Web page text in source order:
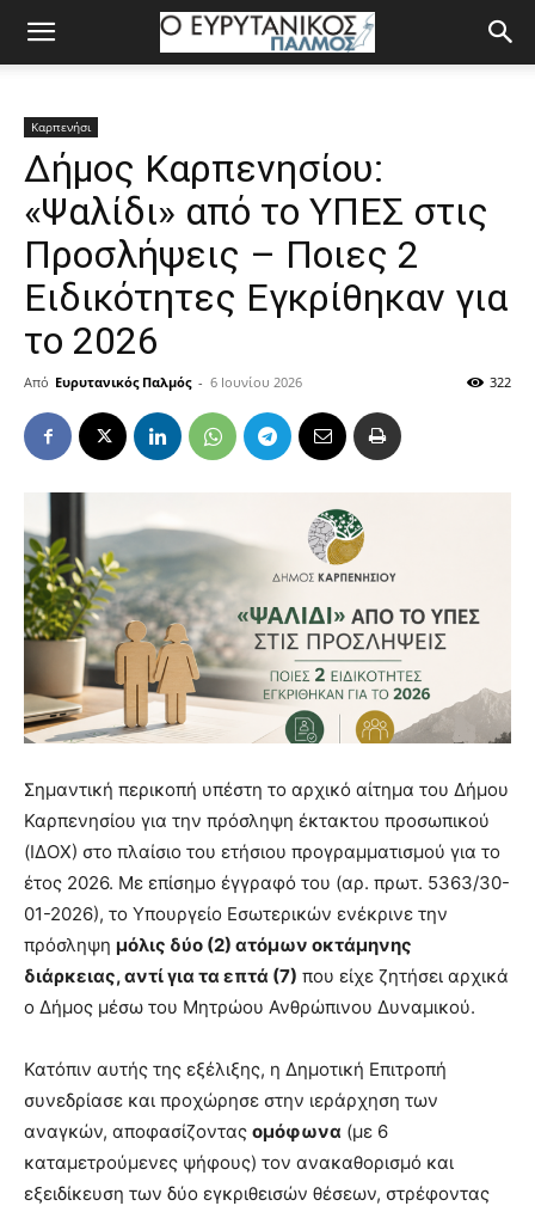
Καρπενήσι
Δήμος Καρπενησίου:
«Ψαλίδι» από το ΥΠΕΣ στις
Προσλήψεις – Ποιες 2
Ειδικότητες Εγκρίθηκαν για
το 2026
Από Ευρυτανικός Παλμός - 6 Ιουνίου 2026 322
Σημαντική περικοπή υπέστη το αρχικό αίτημα του Δήμου
Καρπενησίου για την πρόσληψη έκτακτου προσωπικού
(ΙΔΟΧ) στο πλαίσιο του ετήσιου προγραμματισμού για το
έτος 2026. Με επίσημο έγγραφό του (αρ. πρωτ. 5363/30-
01-2026), το Υπουργείο Εσωτερικών ενέκρινε την
πρόσληψη μόλις δύο (2) ατόμων οκτάμηνης
διάρκειας, αντί για τα επτά (7) που είχε ζητήσει αρχικά
ο Δήμος μέσω του Μητρώου Ανθρώπινου Δυναμικού.
Κατόπιν αυτής της εξέλιξης, η Δημοτική Επιτροπή
συνεδρίασε και προχώρησε στην ιεράρχηση των
αναγκών, αποφασίζοντας ομόφωνα (με 6
καταμετρούμενες ψήφους) τον ανακαθορισμό και
εξειδίκευση των δύο εγκριθεισών θέσεων, στρέφοντας